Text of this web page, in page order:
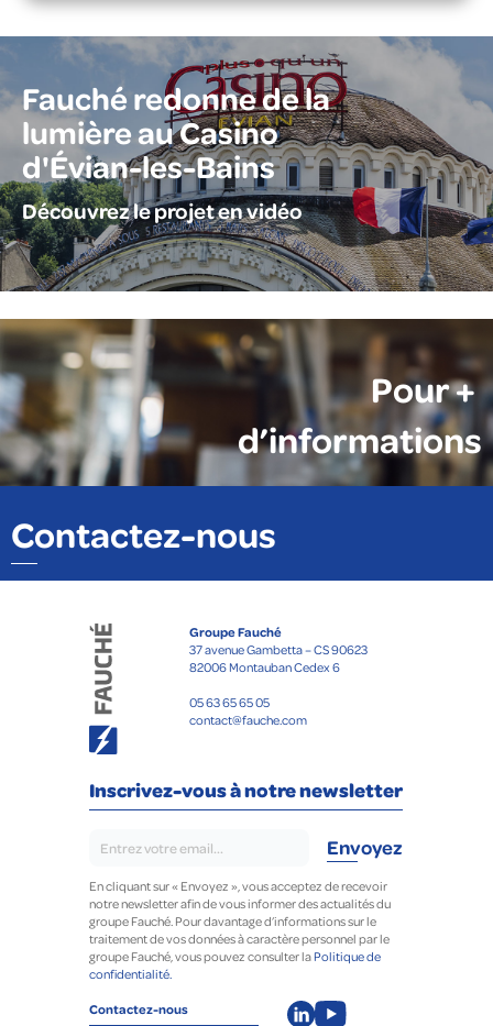
Fauché redonne de la
lumière au Casino
d'Évian-les-Bains
Découvrez le projet en vidéo
Pour +
d’informations
Contactez-nous
Groupe Fauché
37 avenue Gambetta – CS 90623
82006 Montauban Cedex 6
05 63 65 65 05
contact@fauche.com
Inscrivez-vous à notre newsletter
En cliquant sur « Envoyez », vous acceptez de recevoir
notre newsletter afin de vous informer des actualités du
groupe Fauché. Pour davantage d’informations sur le
traitement de vos données à caractère personnel par le
groupe Fauché, vous pouvez consulter laPolitique de
confidentialité.
Contactez-nous